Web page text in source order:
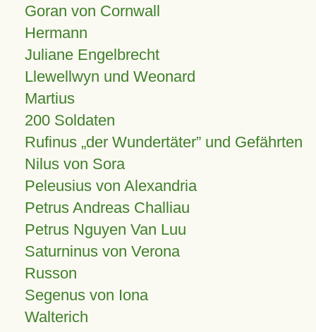
Goran von Cornwall
Hermann
Juliane Engelbrecht
Llewellwyn und Weonard
Martius
200 Soldaten
Rufinus „der Wundertäter” und Gefährten
Nilus von Sora
Peleusius von Alexandria
Petrus Andreas Challiau
Petrus Nguyen Van Luu
Saturninus von Verona
Russon
Segenus von Iona
Walterich